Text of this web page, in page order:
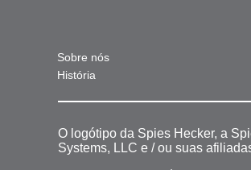
Sobre nós
História
O logótipo da Spies Hecker, a
Systems, LLC e / ou suas